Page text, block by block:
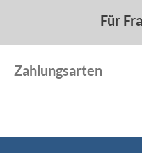
Für
Zahlungsarten